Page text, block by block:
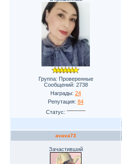
Группа: Проверенные
Сообщений: 2738
Награды: 24
Репутация: 84
Статус:
avava73
Зачастивший